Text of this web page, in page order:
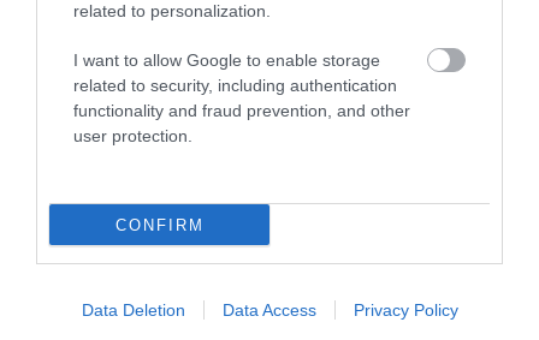
related to personalization.
I want to allow Google to enable storage
related to security, including authentication
functionality and fraud prevention, and other
user protection.
CONFIRM
Data Deletion Data Access Privacy Policy
03.08.2026